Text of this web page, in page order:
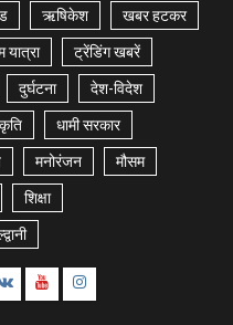
ऋषिकेश खबर हटकर
यात्रा ट्रेंडिंग खबरें
दुर्घटना देश-विदेश
धामी सरकार
मनोरंजन मौसम
शिक्षा
YoutubeInstagram